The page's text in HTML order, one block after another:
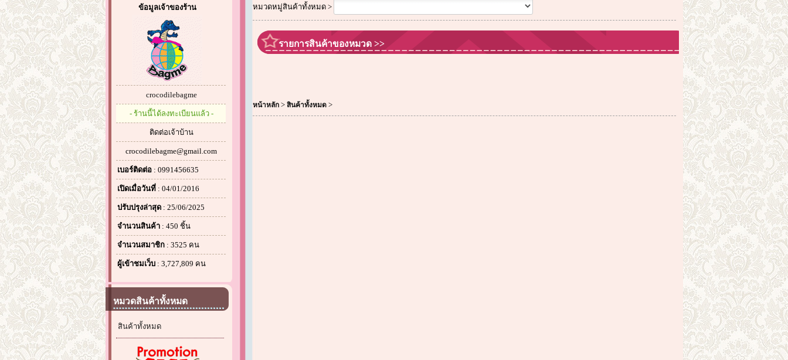
ข้อมูลเจ้าของร้าน
crocodilebagme
- ร้านนี้ได้ลงทะเบียนแล้ว -
ติดต่อเจ้าบ้าน
crocodilebagme@gmail.com
เบอร์ติดต่อ: 0991456635
เปิดเมื่อวันที่: 04/01/2016
ปรับปรุงล่าสุด: 25/06/2025
จำนวนสินค้า: 450 ชิ้น
จำนวนสมาชิก: 3525 คน
ผู้เข้าชมเว็บ: 3,727,809 คน
หมวดสินค้าทั้งหมด
สินค้าทั้งหมด
หมวดหมู่สินค้าทั้งหมด >
รายการสินค้าของหมวด >>
หน้าหลัก> สินค้าทั้งหมด>